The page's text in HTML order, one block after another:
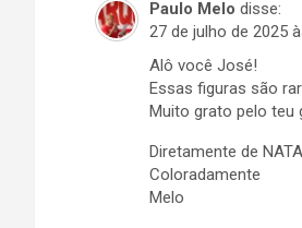
Paulo Melo disse:
27 de julho de 2025
Alô você José!
Essas figuras são
Muito grato pelo teu
Diretamente de
Coloradamente
Melo